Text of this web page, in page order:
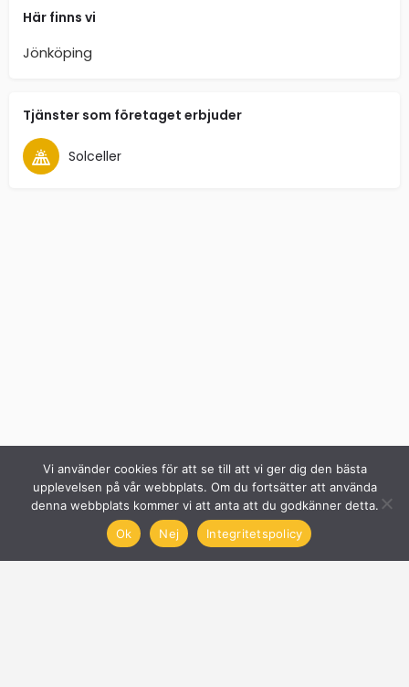
Här finns vi
Jönköping
Tjänster som företaget erbjuder
Solceller
Vi använder cookies för att se till att vi ger dig den bästa
upplevelsen på vår webbplats. Om du fortsätter att använda
denna webbplats kommer vi att anta att du godkänner detta.
Ok
Nej Integritetspolicy